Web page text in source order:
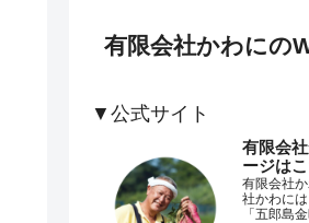
有限会社かわにの
▼公式サイト
有限会
ージは
有限会社
社かわに
「五郎島